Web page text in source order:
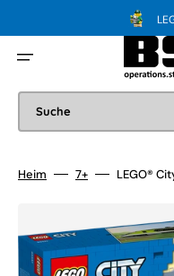
Suche
Heim 7+ LEGO®